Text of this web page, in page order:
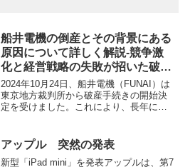
船井電機の倒産とその背景にある
原因について詳しく解説-競争激
化と経営戦略の失敗が招いた破
産-
2024年10月24日、船井電機（FUNAI）は
東京地方裁判所から破産手続きの開始決
定を受けました。これにより、長年にわ
末を迎えることとなりました。負債総額
は約461億...
アップル 突然の発表
新型「iPad mini」を発表アップルは、第7